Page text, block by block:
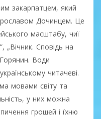
закарпатцем, який
Дочинцем. Це
масштабу, чиї
„Вічник. Сповідь на
Води
читачеві.
мовами світу та
у них можна
грошей і їхню